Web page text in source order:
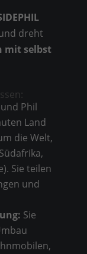
dreht
mit selbst
Phil
Land
die Welt,
Sie teilen
und
Sie